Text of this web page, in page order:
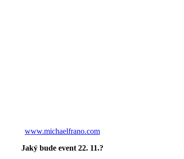
www.michaelfrano.com
Jaký bude event 22. 11.?